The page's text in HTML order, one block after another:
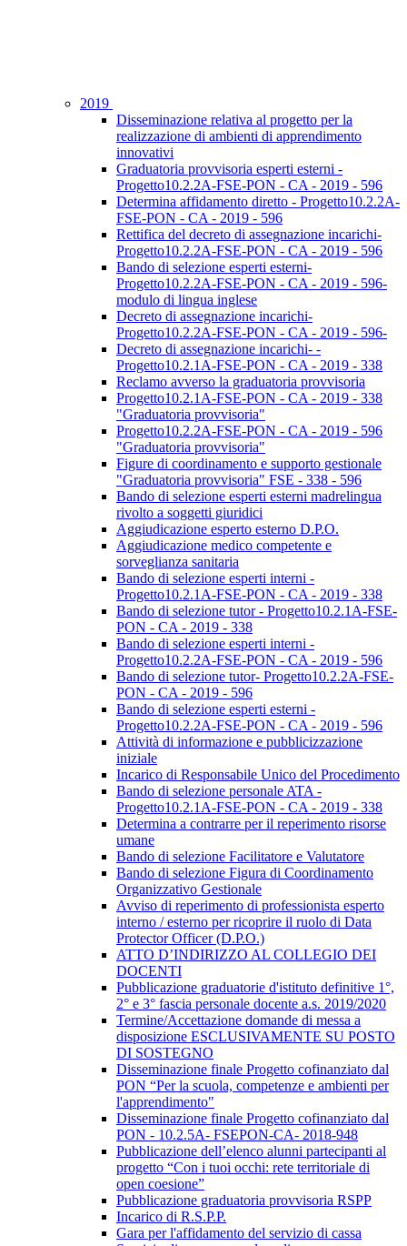
2019
Disseminazione relativa al progetto per la
realizzazione di ambienti di apprendimento
innovativi
Graduatoria provvisoria esperti esterni -
Progetto10.2.2A-FSE-PON - CA - 2019 - 596
Determina affidamento diretto - Progetto10.2.2A-
FSE-PON - CA - 2019 - 596
Rettifica del decreto di assegnazione incarichi-
Progetto10.2.2A-FSE-PON - CA - 2019 - 596
Bando di selezione esperti esterni-
Progetto10.2.2A-FSE-PON - CA - 2019 - 596-
modulo di lingua inglese
Decreto di assegnazione incarichi-
Progetto10.2.2A-FSE-PON - CA - 2019 - 596-
Decreto di assegnazione incarichi- -
Progetto10.2.1A-FSE-PON - CA - 2019 - 338
Reclamo avverso la graduatoria provvisoria
Progetto10.2.1A-FSE-PON - CA - 2019 - 338
"Graduatoria provvisoria"
Progetto10.2.2A-FSE-PON - CA - 2019 - 596
"Graduatoria provvisoria"
Figure di coordinamento e supporto gestionale
"Graduatoria provvisoria" FSE - 338 - 596
Bando di selezione esperti esterni madrelingua
rivolto a soggetti giuridici
Aggiudicazione esperto esterno D.P.O.
Aggiudicazione medico competente e
sorveglianza sanitaria
Bando di selezione esperti interni -
Progetto10.2.1A-FSE-PON - CA - 2019 - 338
Bando di selezione tutor - Progetto10.2.1A-FSE-
PON - CA - 2019 - 338
Bando di selezione esperti interni -
Progetto10.2.2A-FSE-PON - CA - 2019 - 596
Bando di selezione tutor- Progetto10.2.2A-FSE-
PON - CA - 2019 - 596
Bando di selezione esperti esterni -
Progetto10.2.2A-FSE-PON - CA - 2019 - 596
Attività di informazione e pubblicizzazione
iniziale
Incarico di Responsabile Unico del Procedimento
Bando di selezione personale ATA -
Progetto10.2.1A-FSE-PON - CA - 2019 - 338
Determina a contrarre per il reperimento risorse
umane
Bando di selezione Facilitatore e Valutatore
Bando di selezione Figura di Coordinamento
Organizzativo Gestionale
Avviso di reperimento di professionista esperto
interno / esterno per ricoprire il ruolo di Data
Protector Officer (D.P.O.)
ATTO D’INDIRIZZO AL COLLEGIO DEI
DOCENTI
Pubblicazione graduatorie d'istituto definitive 1°,
2° e 3° fascia personale docente a.s. 2019/2020
Termine/Accettazione domande di messa a
disposizione ESCLUSIVAMENTE SU POSTO
DI SOSTEGNO
Disseminazione finale Progetto cofinanziato dal
PON “Per la scuola, competenze e ambienti per
l'apprendimento"
Disseminazione finale Progetto cofinanziato dal
PON - 10.2.5A- FSEPON-CA- 2018-948
Pubblicazione dell’elenco alunni partecipanti al
progetto “Con i tuoi occhi: rete territoriale di
open coesione”
Pubblicazione graduatoria provvisoria RSPP
Incarico di R.S.P.P.
Gara per l'affidamento del servizio di cassa